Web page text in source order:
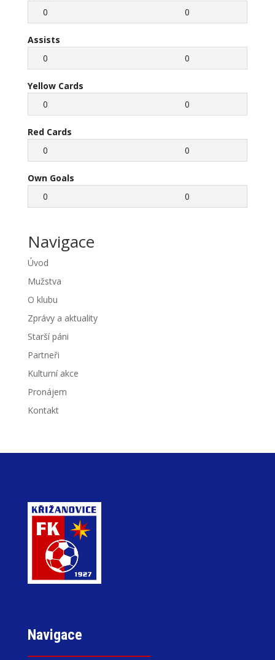
0
0
Assists
0
0
Yellow Cards
0
0
Red Cards
0
0
Own Goals
0
0
Navigace
Úvod
Mužstva
O klubu
Zprávy a aktuality
Starší páni
Partneři
Kulturní akce
Pronájem
Kontakt
Navigace